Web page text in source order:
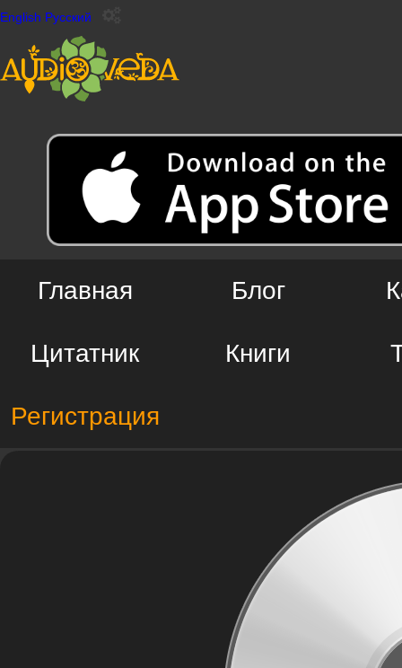
English Русский
Главная Блог
Цитатник Книги
Регистрация